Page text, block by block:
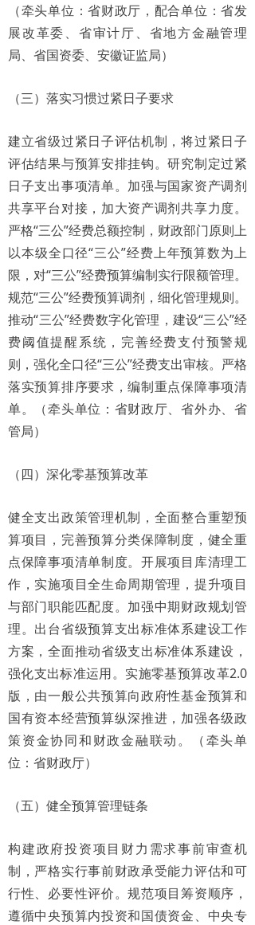
（牵头单位：省财政厅，配合单位：省发
展改革委、省审计厅、省地方金融管理
局、省国资委、安徽证监局）
（三）落实习惯过紧日子要求
建立省级过紧日子评估机制，将过紧日子
评估结果与预算安排挂钩。研究制定过紧
日子支出事项清单。加强与国家资产调剂
共享平台对接，加大资产调剂共享力度。
严格“三公”经费总额控制，财政部门原则上
以本级全口径“三公”经费上年预算数为上
限，对“三公”经费预算编制实行限额管理。
规范“三公”经费预算调剂，细化管理规则。
推动“三公”经费数字化管理，建设“三公”经
费阈值提醒系统，完善经费支付预警规
则，强化全口径“三公”经费支出审核。严格
落实预算排序要求，编制重点保障事项清
单。（牵头单位：省财政厅、省外办、省
管局）
（四）深化零基预算改革
健全支出政策管理机制，全面整合重塑预
算项目，完善预算分类保障制度，健全重
点保障事项清单制度。开展项目库清理工
作，实施项目全生命周期管理，提升项目
与部门职能匹配度。加强中期财政规划管
理。出台省级预算支出标准体系建设工作
方案，全面推动省级支出标准体系建设，
强化支出标准运用。实施零基预算改革2.0
版，由一般公共预算向政府性基金预算和
国有资本经营预算纵深推进，加强各级政
策资金协同和财政金融联动。（牵头单
位：省财政厅）
（五）健全预算管理链条
构建政府投资项目财力需求事前审查机
制，严格实行事前财政承受能力评估和可
行性、必要性评价。规范项目筹资顺序，
遵循中央预算内投资和国债资金、中央专